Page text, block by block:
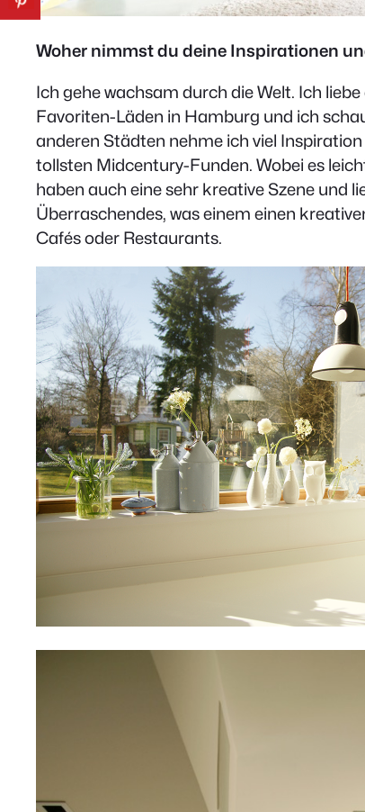
Woher nimmst du deine Inspirationen
Ich gehe wachsam durch die Welt. Ich
Favoriten-Läden in Hamburg und ich
anderen Städten nehme ich viel
tollsten Midcentury-Funden. Wobei es
haben auch eine sehr kreative Szene und
Überraschendes, was einem einen
Cafés oder Restaurants.